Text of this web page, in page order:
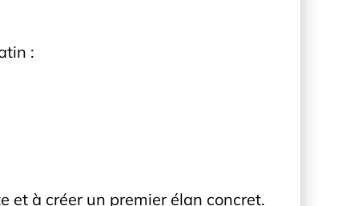
:
et à créer un premier élan concret.